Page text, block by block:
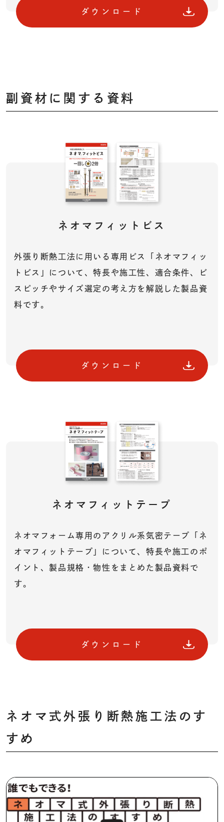
ダウンロード
副資材に関する資料
ネオマフィットビス
外張り断熱工法に用いる専用ビス「ネオマフィッ
トビス」について、特長や施工性、適合条件、ビ
スピッチやサイズ選定の考え方を解説した製品資
料です。
ダウンロード
ネオマフィットテープ
ネオマフォーム専用のアクリル系気密テープ「ネ
オマフィットテープ」について、特長や施工のポ
イント、製品規格・物性をまとめた製品資料で
す。
ダウンロード
ネオマ式外張り断熱施工法のす
すめ